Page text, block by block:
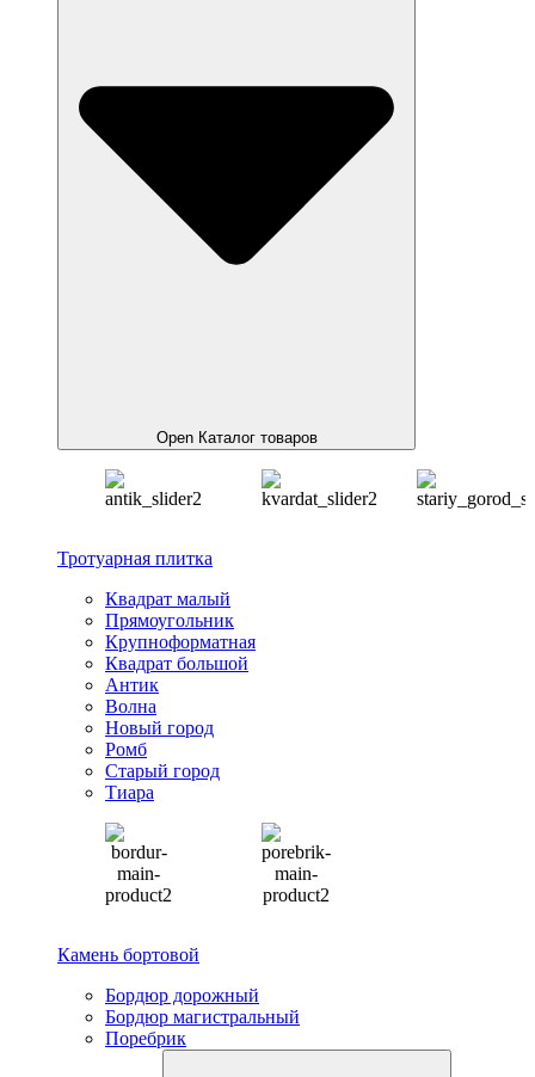
Open Каталог товаров
Тротуарная плитка
Квадрат малый
Прямоугольник
Крупноформатная
Квадрат большой
Антик
Волна
Новый город
Ромб
Старый город
Тиара
Камень бортовой
Бордюр дорожный
Бордюр магистральный
Поребрик